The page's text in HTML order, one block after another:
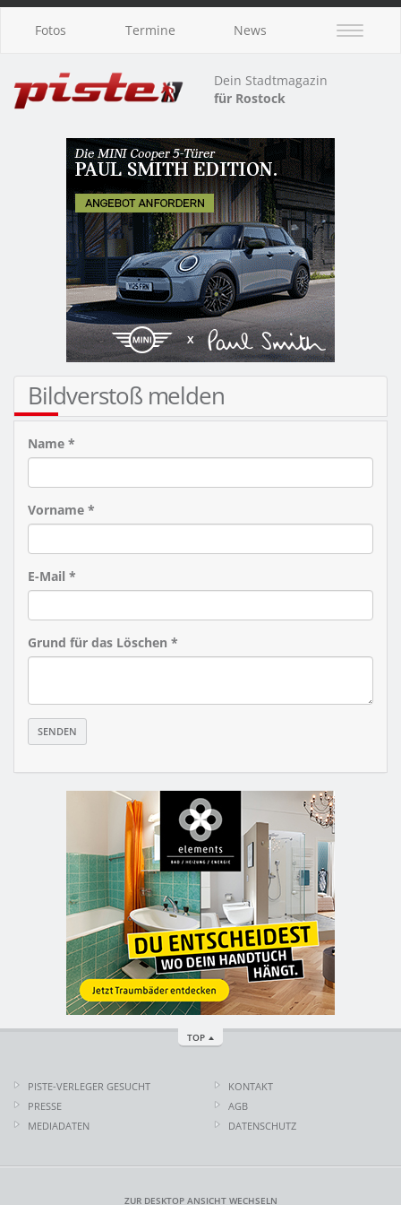
Fotos Termine News
Dein Stadtmagazin
für Rostock
Bildverstoß melden
Name *
Vorname *
E-Mail *
Grund für das Löschen *
TOP
PISTE-VERLEGER GESUCHT
PRESSE
MEDIADATEN
KONTAKT
AGB
DATENSCHUTZ
ZUR DESKTOP ANSICHT WECHSELN